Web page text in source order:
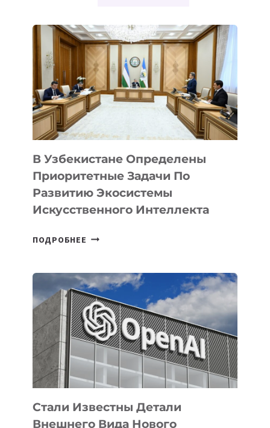
В Узбекистане Определены
Приоритетные Задачи По
Развитию Экосистемы
Искусственного Интеллекта
ПОДРОБНЕЕ В
ПРИОРИТЕТНЫЕ
ЗАДАЧИ
ПО
РАЗВИТИЮ
ЭКОСИСТЕМЫ
ИСКУССТВЕННОГО
ИНТЕЛЛЕКТА
Стали Известны Детали
Внешнего Вида Нового